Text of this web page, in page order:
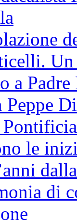
Un
a
Peppe
le
di